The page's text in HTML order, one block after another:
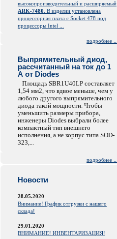
высокопроизводительный и расширяемый
ARK-7480 . В изделии установлена
процессорная плата с Socket 478 под
процессоры Intel ...
подробнее ...
Выпрямительный диод,
рассчитанный на ток до 1
А от Diodes
Площадь SBR1U40LP составляет
1,54 мм2, что вдвое меньше, чем у
любого другого выпрямительного
диода такой мощности. Чтобы
уменьшить размеры прибора,
инженеры Diodes выбрали более
компактный тип внешнего
исполнения, а не корпус типа SOD-
323,...
подробнее ...
Новости
28.05.2020
Внимание! График отгрузки с нашего
склада!
29.01.2020
ВНИМАНИЕ! ИНВЕНТАРИЗАЦИЯ!